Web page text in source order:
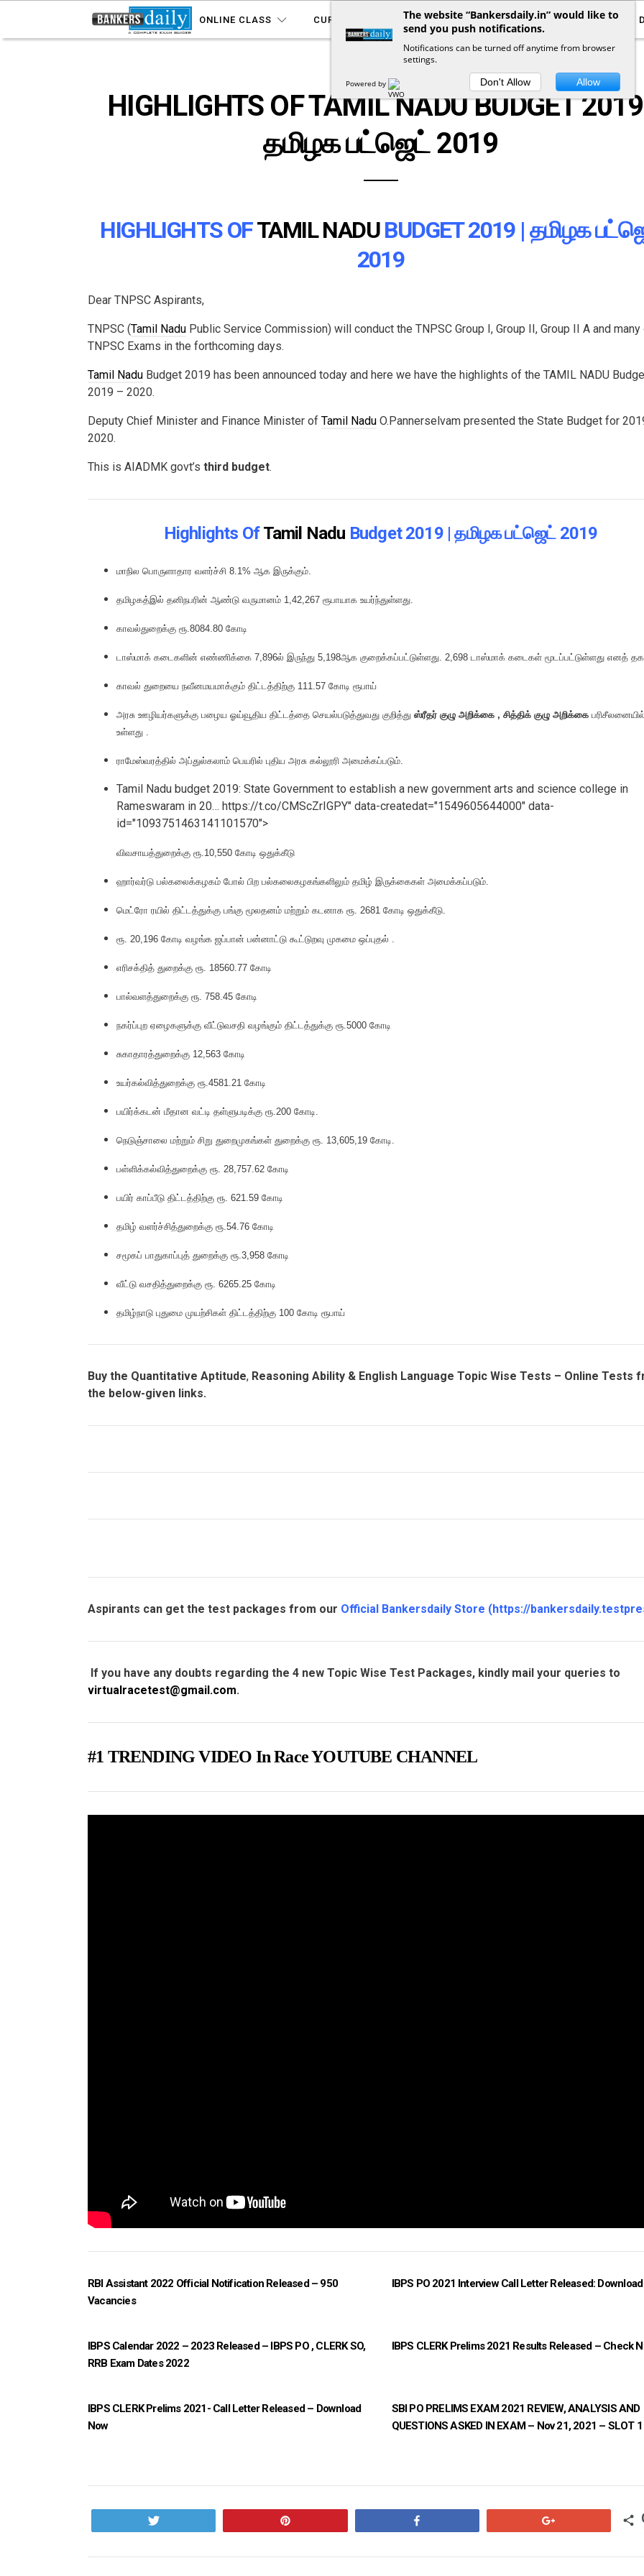
ONLINE CLASS CURRENT AFFAIRS YOUTUBE NOTIFICATIONS
ARTICLES
HIGHLIGHTS OF TAMIL NADU BUDGET
தமிழக பட்ஜெட் 2019
HIGHLIGHTS OFTAMIL NADUBUDGET 2019 | தமிழக
2019
Dear TNPSC Aspirants,
TNPSC (Tamil Nadu Public Service Commission) will conduct the TNPSC Group I, Group II, Group II A and many
TNPSC Exams in the forthcoming days.
Tamil Nadu Budget 2019 has been announced today and here we have the highlights of the TAMIL NADU
2019 – 2020.
Deputy Chief Minister and Finance Minister of Tamil Nadu O.Pannerselvam presented the State Budget for
2020.
This is AIADMK govt’s third budget.
Highlights OfTamil Nadu Budget 2019 | தமிழக பட்ஜெட் 2019
மாநில பொருளாதார வளர்ச்சி 8.1% ஆக இருக்கும்.
தமிழகத்இல் தனிநபரின் ஆண்டு வருமானம் 1,42,267 ரூபாயாக உயர்ந்துள்ளது.
காவல்துறைக்கு ரூ.8084.80 கோடி
டாஸ்மாக் கடைகளின் எண்ணிக்கை 7,896ல் இருந்து 5,198ஆக குறைக்கப்பட்டுள்ளது. 2,698 டாஸ்மாக் கடைகள் மூடப்பட்டுள்ளது எனத்
காவல் துறையை நவீனமயமாக்கும் திட்டத்திற்கு 111.57 கோடி ரூபாய்
அரசு ஊழியர்களுக்கு பழைய ஓய்வூதிய திட்டத்தை செயல்படுத்துவது குறித்து ஸ்ரீதர் குழு அறிக்கை , சித்திக் குழு அறிக்கை பரிசீலனையில்
உள்ளது .
ராமேஸ்வரத்தில் அப்துல்கலாம் பெயரில் புதிய அரசு கல்லூரி அமைக்கப்படும்.
Tamil Nadu budget 2019: State Government to establish a new government arts and science college in
Rameswaram in 20… https://t.co/CMScZrIGPY" data-createdat="1549605644000" data-
id="1093751463141101570">
விவசாயத்துறைக்கு ரூ.10,550 கோடி ஒதுக்கீடு
ஹார்வர்டு பல்கலைக்கழகம் போல் பிற பல்கலைகழகங்களிலும் தமிழ் இருக்கைகள் அமைக்கப்படும்.
மெட்ரோ ரயில் திட்டத்துக்கு பங்கு மூலதனம் மற்றும் கடனாக ரூ. 2681 கோடி ஒதுக்கீடு.
ரூ. 20,196 கோடி வழங்க ஜப்பான் பன்னாட்டு கூட்டுறவு முகமை ஒப்புதல் .
எரிசக்தித் துறைக்கு ரூ. 18560.77 கோடி
பால்வளத்துறைக்கு ரூ. 758.45 கோடி
நகர்ப்புற ஏழைகளுக்கு வீட்டுவசதி வழங்கும் திட்டத்துக்கு ரூ.5000 கோடி
சுகாதாரத்துறைக்கு 12,563 கோடி
உயர்கல்வித்துறைக்கு ரூ.4581.21 கோடி
பயிர்க்கடன் மீதான வட்டி தள்ளுபடிக்கு ரூ.200 கோடி.
நெடுஞ்சாலை மற்றும் சிறு துறைமுகங்கள் துறைக்கு ரூ. 13,605,19 கோடி.
பள்ளிக்கல்வித்துறைக்கு ரூ. 28,757.62 கோடி
பயிர் காப்பீடு திட்டத்திற்கு ரூ. 621.59 கோடி
தமிழ் வளர்ச்சித்துறைக்கு ரூ.54.76 கோடி
சமூகப் பாதுகாப்புத் துறைக்கு ரூ.3,958 கோடி
வீட்டு வசதித்துறைக்கு ரூ. 6265.25 கோடி
தமிழ்நாடு புதுமை முயற்சிகள் திட்டத்திற்கு 100 கோடி ரூபாய்
Buy the Quantitative Aptitude, Reasoning Ability & English Language Topic Wise Tests – Online Tests
the below-given links.
Aspirants can get the test packages from our Official Bankersdaily Store (https://
If you have any doubts regarding the 4 new Topic Wise Test Packages, kindly mail your queries to
virtualracetest@gmail.com.
#1 TRENDING VIDEO In Race YOUTUBE CHANNEL
RBI Assistant 2022 Official Notification Released – 950
Vacancies
IBPS PO 2021 Interview Call Letter Released:
IBPS Calendar 2022 – 2023 Released – IBPS PO , CLERK SO,
RRB Exam Dates 2022
IBPS CLERK Prelims 2021 Results Released – Check
IBPS CLERK Prelims 2021- Call Letter Released – Download
Now
SBI PO PRELIMS EXAM 2021 REVIEW, ANALYSIS AND
QUESTIONS ASKED IN EXAM – Nov 21, 2021 – SLOT 1
The website “Bankersdaily.in” would like to
send you push notifications.
Notifications can be turned off anytime from browser
settings.
Powered by Don't Allow Allow